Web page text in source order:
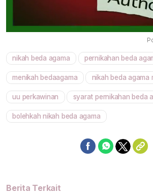
nikah beda agama pernikahan beda
menikah bedaagama nikah beda agama
uu perkawinan syarat pernikahan beda
bolehkah nikah beda agama
Berita Terkait